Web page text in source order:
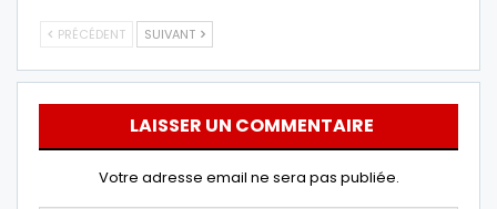
PRÉCÉDENT SUIVANT
LAISSER UN COMMENTAIRE
Votre adresse email ne sera pas publiée.